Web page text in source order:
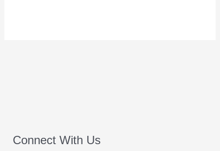
Connect With Us